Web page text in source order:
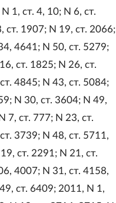
1, ст. 4, 10; N 6, ст.
ст. 1907; N 19, ст. 2066;
4641; N 50, ст. 5279;
ст. 1825; N 26, ст.
4845; N 43, ст. 5084;
N 30, ст. 3604; N 49,
7, ст. 777; N 23, ст.
3739; N 48, ст. 5711,
ст. 2291; N 21, ст.
4007; N 31, ст. 4158,
ст. 6409; 2011, N 1,